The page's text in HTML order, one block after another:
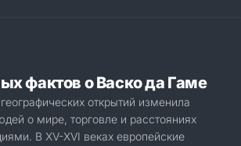
фактов о Васко да Гаме
открытий изменила
о мире, торговле и расстояниях
В XV-XVI веках европейские